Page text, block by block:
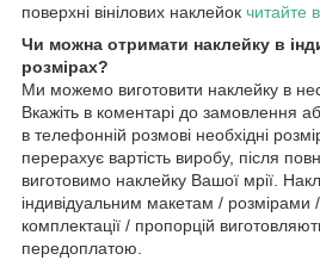
поверхні вінілових наклейок читайте в
Чи можна отримати наклейку в
розмірах?
Ми можемо виготовити наклейку в
Вкажіть в коментарі до замовлення
в телефонній розмові необхідні
перерахує вартість виробу, після
виготовимо наклейку Вашої мрії.
індивідуальним макетам / розмірами
комплектації / пропорцій
передоплатою.